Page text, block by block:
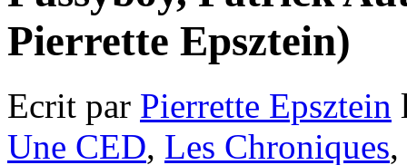
Pierrette Epsztein)
Ecrit par Pierrette Epsztein
Une CED, Les Chroniques,